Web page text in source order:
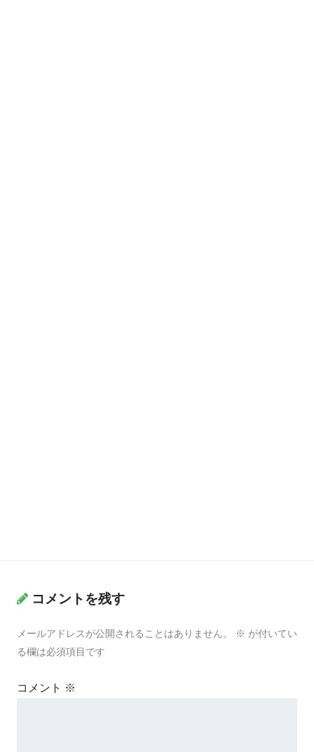
コメントを残す
メールアドレスが公開されることはありません。 ※ が付いてい
る欄は必須項目です
コメント ※